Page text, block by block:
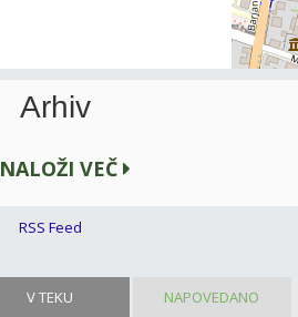
V TEKU NAPOVEDANO
Arhiv
NALOŽI VEČ
RSS Feed